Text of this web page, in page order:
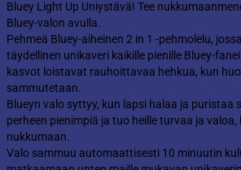
Bluey Light Up Uniystävä! Tee
Bluey-valon avulla.
Pehmeä Bluey-aiheinen 2 in 1 -pehmolelu,
täydellinen unikaveri kaikille pienille Bluey-
kasvot loistavat rauhoittavaa hehkua, kun
sammutetaan.
Blueyn valo syttyy, kun lapsi halaa ja puristaa
perheen pienimpiä ja tuo heille turvaa ja
nukkumaan.
Valo sammuu automaattisesti 10 minuutin